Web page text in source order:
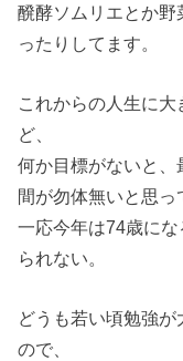
醗酵ソムリエとか
ったりしてます。
これからの人生に
ど、
何か目標がないと
間が勿体無いと思っ
一応今年は74歳に
られない。
どうも若い頃勉強
ので、